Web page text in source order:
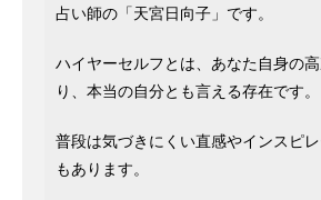
占い師の「天宮日向子」です。
ハイヤーセルフとは、あなた自身の
り、本当の自分とも言える存在です。
普段は気づきにくい直感やインスピ
もあります。